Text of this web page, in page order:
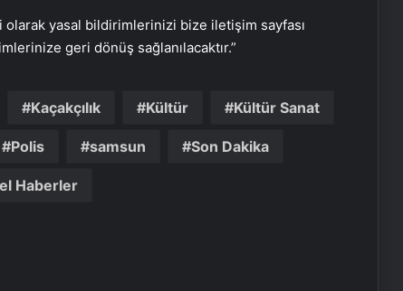
yasal bildirimlerinizi bize iletişim sayfası
geri dönüş sağlanılacaktır.”
Kaçakçılık Kültür Kültür Sanat
Polis samsun Son Dakika
Haberler
Ankara’da sahne alıyor